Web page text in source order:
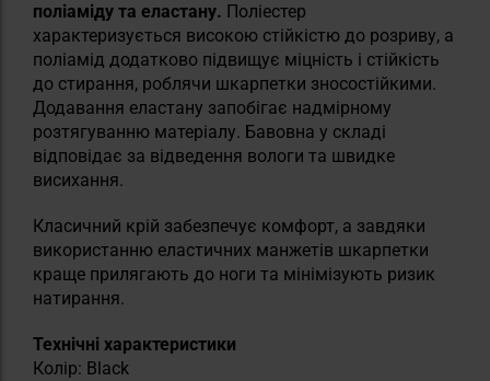
поліаміду та еластану. Поліестер
характеризується високою стійкістю до розриву, а
поліамід додатково підвищує міцність і стійкість
до стирання, роблячи шкарпетки зносостійкими.
Додавання еластану запобігає надмірному
розтягуванню матеріалу. Бавовна у складі
відповідає за відведення вологи та швидке
висихання.
Класичний крій забезпечує комфорт, а завдяки
використанню еластичних манжетів шкарпетки
краще прилягають до ноги та мінімізують ризик
натирання.
Технічні характеристики
Колір: Black